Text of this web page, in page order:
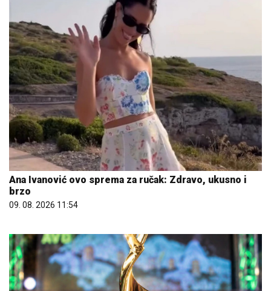
Ana Ivanović ovo sprema za ručak: Zdravo, ukusno i
brzo
09. 08. 2026 11:54